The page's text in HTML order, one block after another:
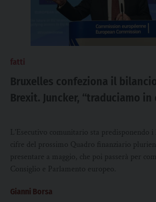
fatti
Bruxelles confeziona il
Brexit. Juncker, “traduciamo
L'Esecutivo comunitario sta predisponendo
cifre del prossimo Quadro finanziario
presentare a maggio, che poi passerà per
Consiglio e Parlamento europeo.
Gianni Borsa